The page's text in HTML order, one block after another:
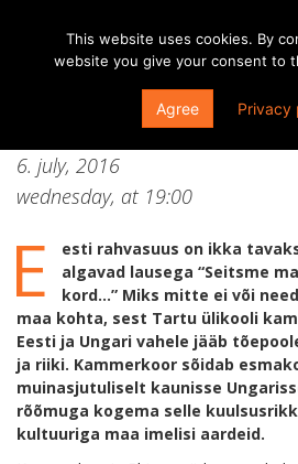
Kontsert “Põhjavaim”
Budapestis
6. july, 2016
wednesday, at 19:00
E
esti rahvasuus on ikka
algavad lausega “Seitsme
kord…” Miks mitte ei või
maa kohta, sest Tartu ülikooli
Eesti ja Ungari vahele jääb
ja riiki. Kammerkoor sõidab
muinasjutuliselt kaunisse
rõõmuga kogema selle
kultuuriga maa imelisi aardeid.
This website uses cookies. By
website you give your consent to
Agree Privacy